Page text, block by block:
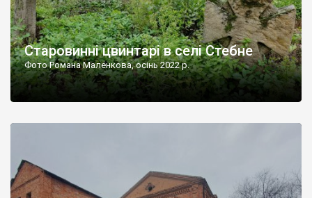
Старовинні цвинтарі в селі Стебне
Фото Романа Маленкова, осінь 2022 р.